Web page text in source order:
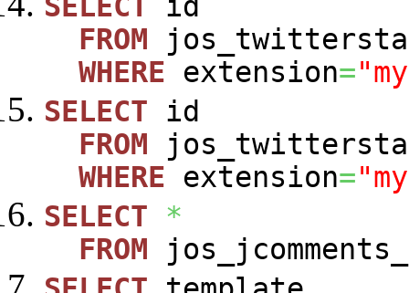
FROM
WHERE extension=
SELECT id
FROM
WHERE extension=
SELECT
*
FROM